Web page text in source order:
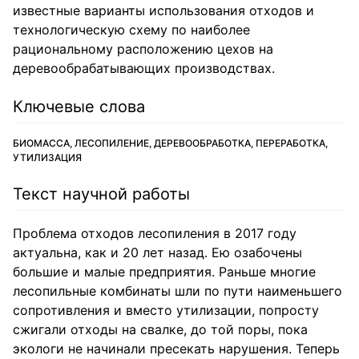
известные варианты использования отходов и
технологическую схему по наиболее
рациональному расположению цехов на
деревообрабатывающих производствах.
Ключевые слова
БИОМАССА, ЛЕСОПИЛЕНИЕ, ДЕРЕВООБРАБОТКА, ПЕРЕРАБОТКА,
УТИЛИЗАЦИЯ
Текст научной работы
Проблема отходов лесопиления в 2017 году
актуальна, как и 20 лет назад. Ею озабочены
большие и малые предприятия. Раньше многие
лесопильные комбинаты шли по пути наименьшего
сопротивления и вместо утилизации, попросту
сжигали отходы на свалке, до той поры, пока
экологи не начинали пресекать нарушения. Теперь